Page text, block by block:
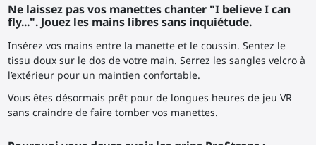
Ne laissez pas vos manettes chanter "I believe I can
fly...". Jouez les mains libres sans inquiétude.
Insérez vos mains entre la manette et le coussin. Sentez le
tissu doux sur le dos de votre main. Serrez les sangles velcro à
l’extérieur pour un maintien confortable.
Vous êtes désormais prêt pour de longues heures de jeu VR
sans craindre de faire tomber vos manettes.